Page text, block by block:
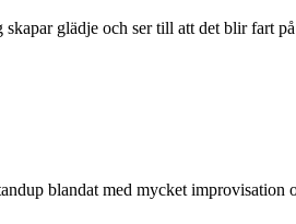
glädje och ser till att det blir fart
blandat med mycket improvisation